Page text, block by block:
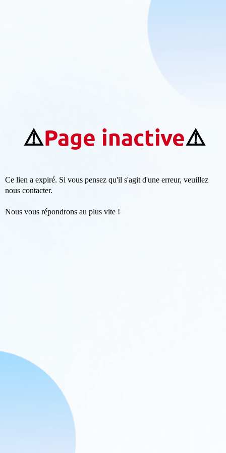
⚠️Page inactive⚠️
Ce lien a expiré. Si vous pensez qu'il s'agit d'une erreur, veuillez
nous contacter.
Nous vous répondrons au plus vite !